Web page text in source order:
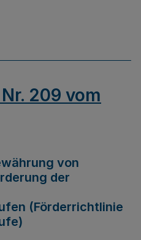
209 vom
von
der
(Förderrichtlinie